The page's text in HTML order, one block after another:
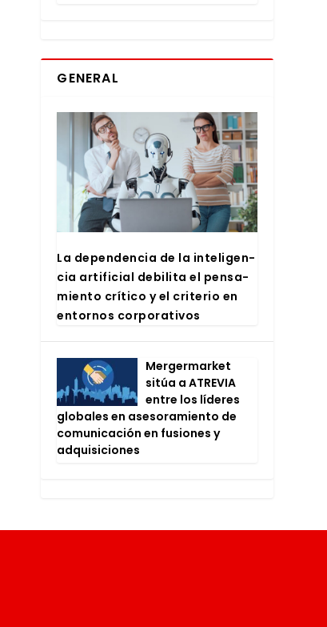
GENERAL
La depen­den­cia de la inte­li­gen­
cia arti­fi­cial debi­li­ta el pen­sa­
mien­to crí­ti­co y el cri­te­rio en
entor­nos cor­po­ra­ti­vos
Mer­ger­mar­ket
sitúa a ATRE­VIA
entre los líde­res
glo­ba­les en ase­so­ra­mien­to de
comu­ni­ca­ción en fusio­nes y
adqui­si­cio­nes